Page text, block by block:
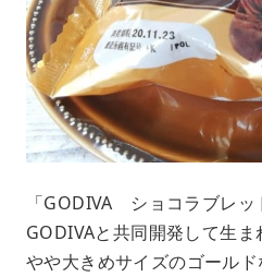
「GODIVA ショコラブレッ
GODIVAと共同開発して生ま
やや大きめサイズのゴール